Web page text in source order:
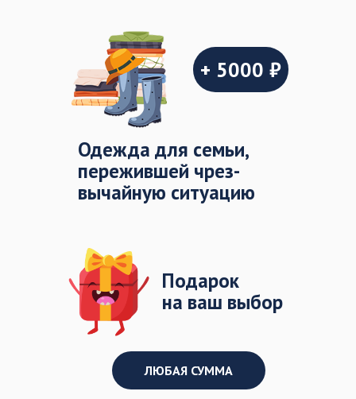
Одежда для семьи,
пережившей чрез-
вычайную ситуацию
Подарок
на ваш выбор
ЛЮБАЯ СУММА
+ 5000 ₽